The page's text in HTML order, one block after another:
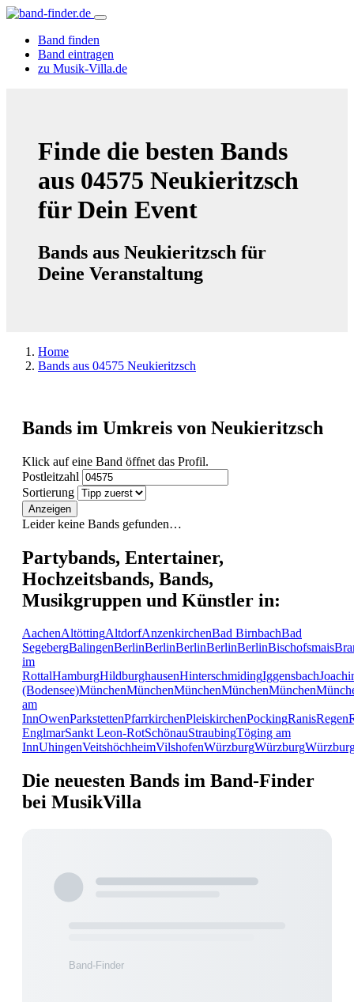
Band finden
Band eintragen
zu Musik-Villa.de
Finde die besten Bands
aus 04575 Neukieritzsch
für Dein Event
Bands aus Neukieritzsch für
Deine Veranstaltung
Home
Bands aus 04575 Neukieritzsch
Bands im Umkreis von Neukieritzsch
Klick auf eine Band öffnet das Profil.
Postleitzahl
Sortierung
Anzeigen
Leider keine Bands gefunden…
Partybands, Entertainer,
Hochzeitsbands, Bands,
Musikgruppen und Künstler in:
AachenAltöttingAltdorfAnzenkirchenBad BirnbachBad
SegebergBalingenBerlinBerlinBerlinBerlinBerlinBischofsmais
im
RottalHamburgHildburghausenHinterschmidingIggensbach
(Bodensee)MünchenMünchenMünchenMünchenMünchen
am
InnOwenParkstettenPfarrkirchenPleiskirchenPockingRanisRegen
EnglmarSankt Leon-RotSchönauStraubingTöging am
InnUhingenVeitshöchheimVilshofenWürzburgWürzburg
Die neuesten Bands im Band-Finder
bei MusikVilla